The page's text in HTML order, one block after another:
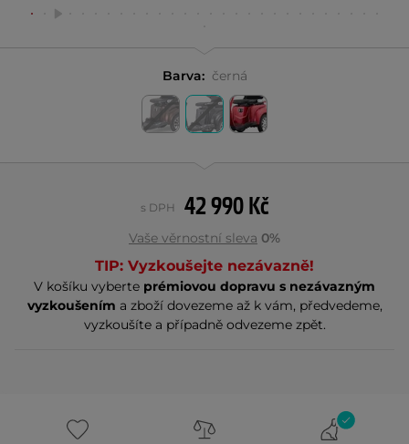
Barva: černá
42 990 Kč
s DPH
Vaše věrnostní sleva 0%
TIP: Vyzkoušejte nezávazně!
V košíku vyberte prémiovou dopravu s nezávazným
vyzkoušením a zboží dovezeme až k vám, předvedeme,
vyzkoušíte a případně odvezeme zpět.